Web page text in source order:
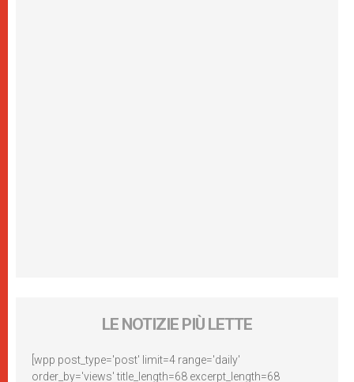
LE NOTIZIE PIÙ LETTE
[wpp post_type='post' limit=4 range='daily'
order_by='views' title_length=68 excerpt_length=68